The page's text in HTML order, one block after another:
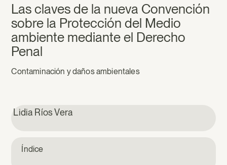
Las claves de la nueva Convención
sobre la Protección del Medio
ambiente mediante el Derecho
Penal
Contaminación y daños ambientales
Lidia Ríos Vera
Índice